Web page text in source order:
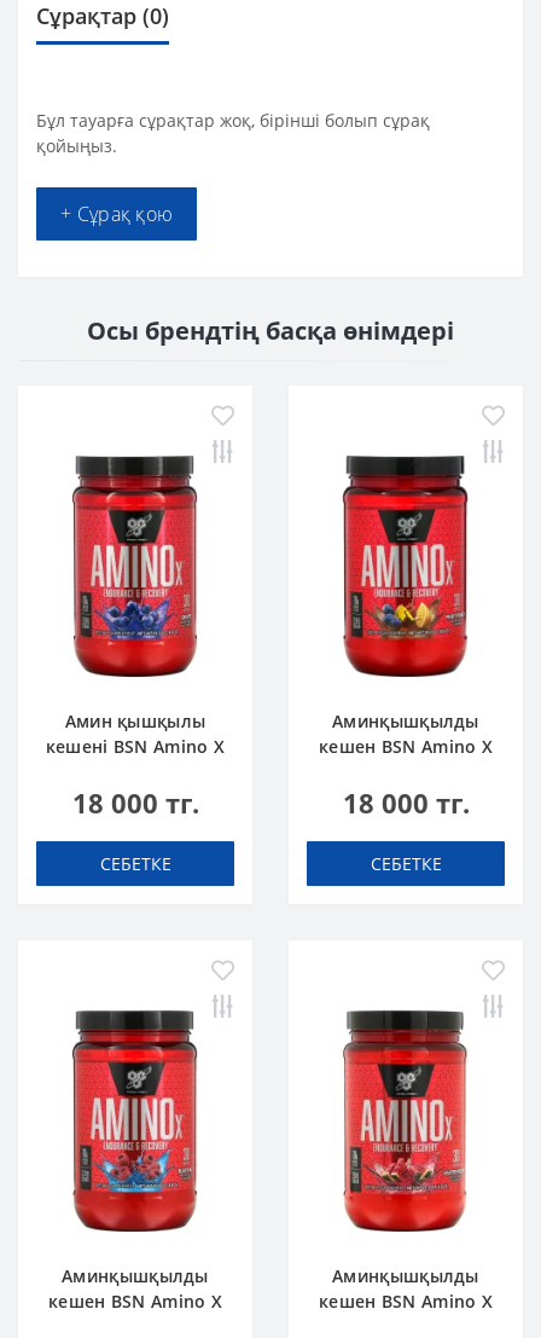
Сұрақтар (0)
Бұл тауарға сұрақтар жоқ, бірінші болып сұрақ
қойыңыз.
+ Сұрақ қою
Осы брендтің басқа өнімдері
Амин қышқылы
кешені BSN Amino X
18 000 тг.
СЕБЕТКЕ
Аминқышқылды
кешен BSN Amino X
пуншы
18 000 тг.
СЕБЕТКЕ
Аминқышқылды
кешен BSN Amino X
Аминқышқылды
кешен BSN Amino X